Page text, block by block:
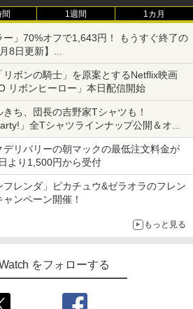
間 1週間 1カ月
ー」70%オフで1,643円！ もうすぐ終了の
8日更新】
では「大神 絶景版」が67%オフで990円
ボンの騎士」を原案とするNetflix映画
リボンヒーロー」本日配信開始
ち、団長の吉野家Tシャツも！
」全Tシャツラインナップ公開＆オン
リバリーの朝マックの最低注文料金が
より1,500円から受付
レンダ」ピカチュウ&ゼラオラのフレン
ンペーン開催！
もっと見る
をフォローする